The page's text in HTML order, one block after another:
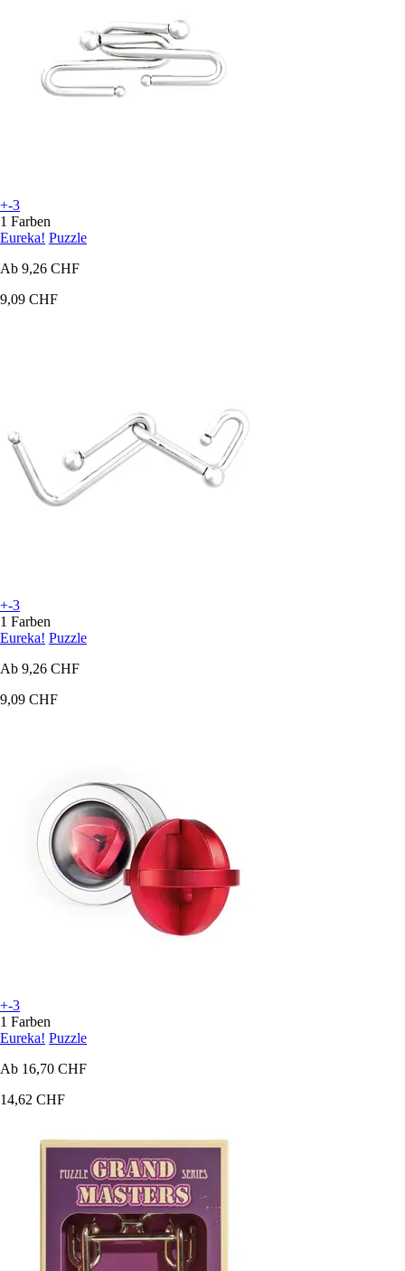
+-3
1 Farben
Eureka! Puzzle
Ab 9,26 CHF
9,09 CHF
+-3
1 Farben
Eureka! Puzzle
Ab 9,26 CHF
9,09 CHF
+-3
1 Farben
Eureka! Puzzle
Ab 16,70 CHF
14,62 CHF